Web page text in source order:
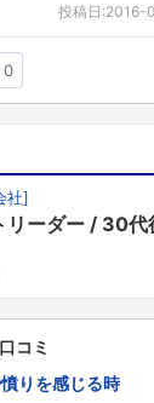
投稿日:2016-
0
社]
リーダー 30代
コミ
りを感じる時